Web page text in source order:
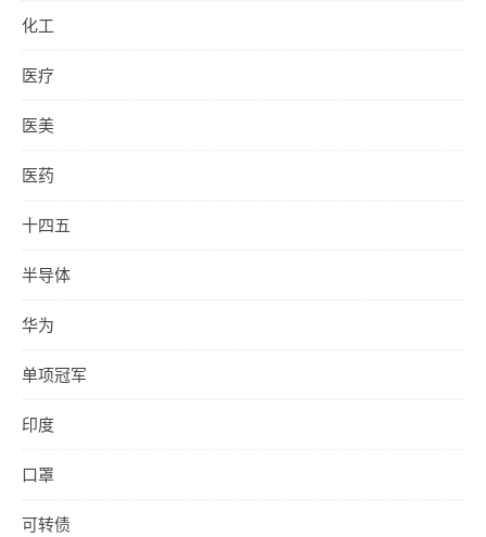
化工
医疗
医美
医药
十四五
半导体
华为
单项冠军
印度
口罩
可转债